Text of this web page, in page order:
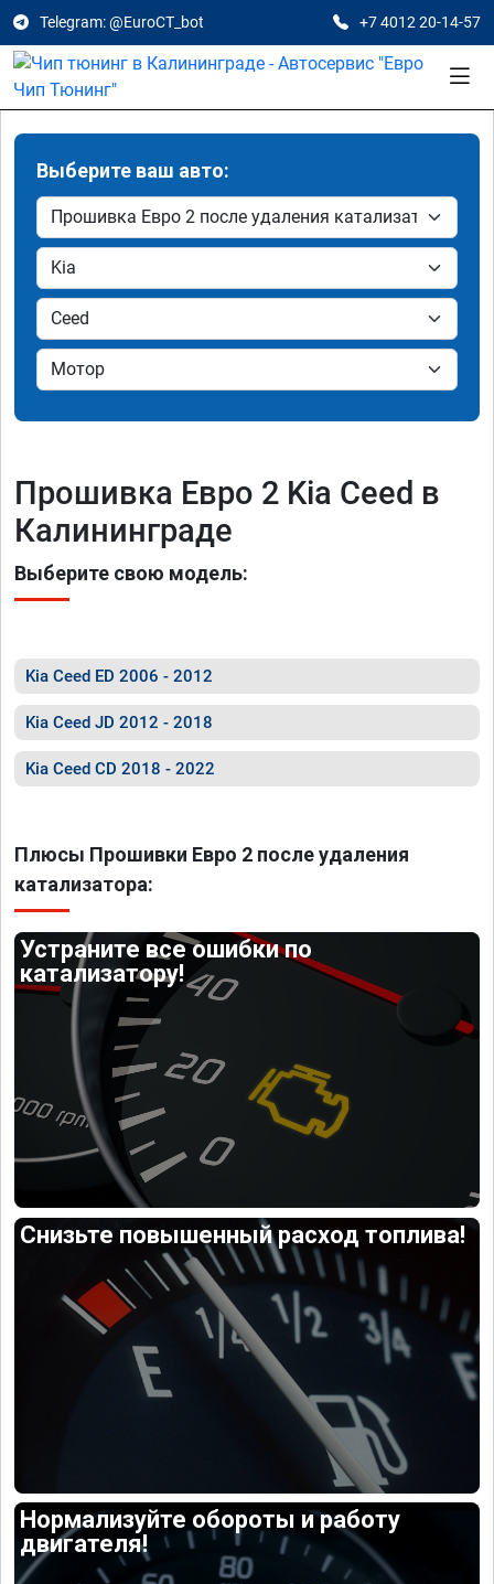
Telegram: @EuroCT_bot +7 4012 20-14-57
Выберите ваш авто:
Прошивка Евро 2 Kia Ceed в
Калининграде
Выберите свою модель:
Kia Ceed ED 2006 - 2012
Kia Ceed JD 2012 - 2018
Kia Ceed CD 2018 - 2022
Плюсы Прошивки Евро 2 после удаления
катализатора:
Устраните все ошибки по
катализатору!
Снизьте повышенный расход топлива!
Нормализуйте обороты и работу
двигателя!